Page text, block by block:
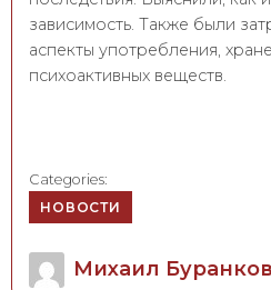
зависимость. Также были
аспекты употребления,
психоактивных веществ.
Categories:
НОВОСТИ
Author
Михаил Буранков